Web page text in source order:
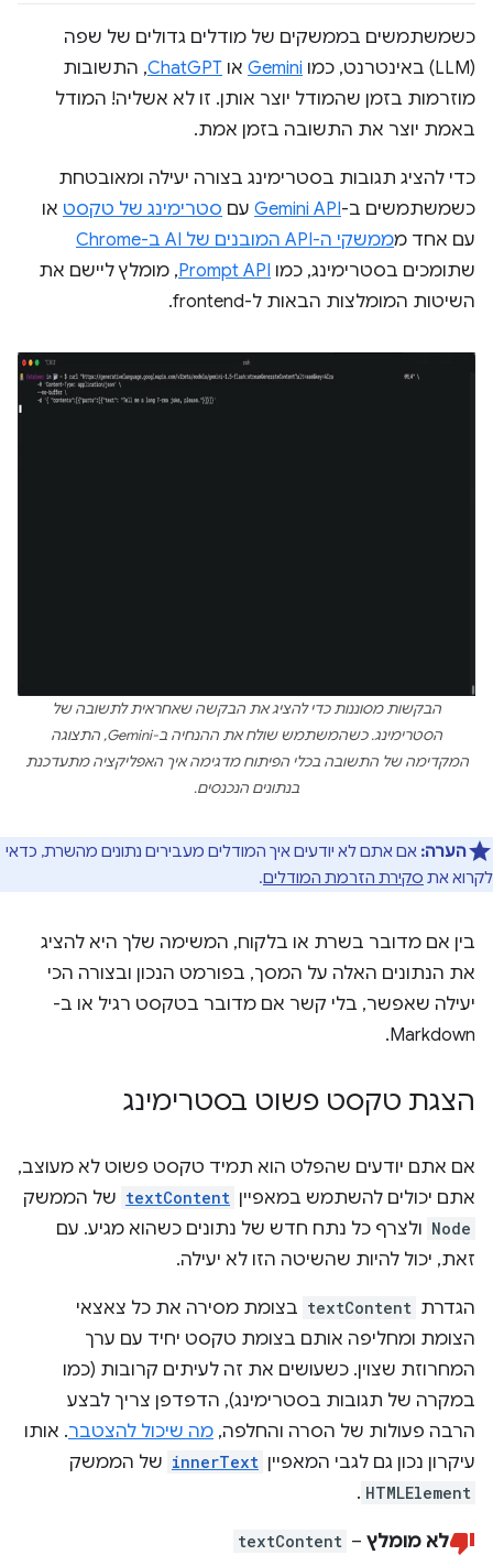
כשמשתמשים בממשקים של מודלים גדולים של שפה
(LLM) באינטרנט, כמו
Gemini או ChatGPT, התשובות
מוזרמות בזמן שהמודל יוצר אותן. זו לא אשליה! המודל
באמת יוצר את התשובה בזמן אמת.
כדי להציג תגובות בסטרימינג בצורה יעילה ומאובטחת
כשמשתמשים ב-Gemini API עם סטרימינג של טקסט או
עם אחד מממשקי ה-API המובנים של AI ב-Chrome
שתומכים בסטרימינג, כמו Prompt API, מומלץ ליישם את
השיטות המומלצות הבאות ל-frontend.
הבקשות מסוננות כדי להציג את הבקשה שאחראית לתשובה של
הסטרימינג. כשהמשתמש שולח את ההנחיה ב-Gemini, התצוגה
המקדימה של התשובה בכלי הפיתוח מדגימה איך האפליקציה מתעדכנת
בנתונים הנכנסים.
הערה: אם אתם לא יודעים איך המודלים מעבירים נתונים מהשרת, כדאי
לקרוא את סקירת הזרמת המודלים.
בין אם מדובר בשרת או בלקוח, המשימה שלך היא להציג
את הנתונים האלה על המסך, בפורמט הנכון ובצורה הכי
יעילה שאפשר, בלי קשר אם מדובר בטקסט רגיל או ב-
Markdown.
הצגת טקסט פשוט בסטרימינג
אם אתם יודעים שהפלט הוא תמיד טקסט פשוט לא מעוצב,
אתם יכולים להשתמש במאפיין textContent של הממשק
Node ולצרף כל נתח חדש של נתונים כשהוא מגיע. עם
זאת, יכול להיות שהשיטה הזו לא יעילה.
הגדרת textContent בצומת מסירה את כל צאצאי
הצומת ומחליפה אותם בצומת טקסט יחיד עם ערך
המחרוזת שצוין. כשעושים את זה לעיתים קרובות (כמו
במקרה של תגובות בסטרימינג), הדפדפן צריך לבצע
הרבה פעולות של הסרה והחלפה, מה שיכול להצטבר. אותו
עיקרון נכון גם לגבי המאפיין innerText של הממשק
HTMLElement
.
לא מומלץ –
textContent